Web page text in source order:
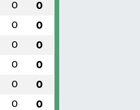
0 0
0 0
0 0
0 0
0 0
0 0